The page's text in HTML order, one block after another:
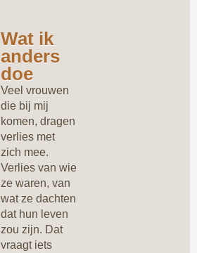
Wat ik
anders
doe
Veel vrouwen
die bij mij
komen, dragen
verlies met
zich mee.
Verlies van wie
ze waren, van
wat ze dachten
dat hun leven
zou zijn. Dat
vraagt iets